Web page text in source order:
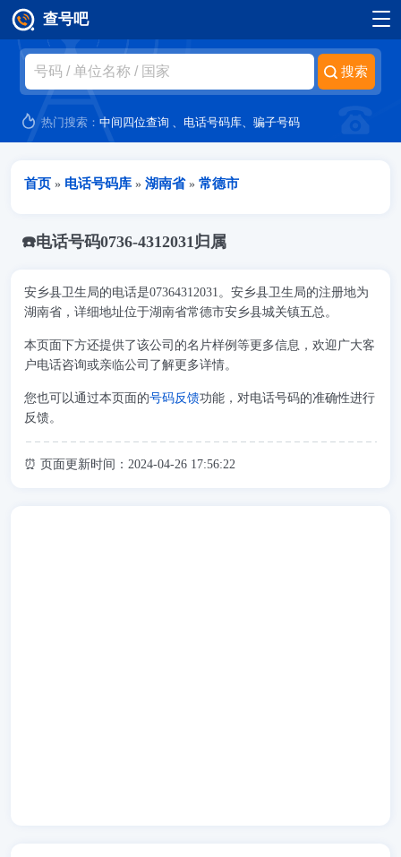
跳转到主要内容
查号吧
热门搜索：中间四位查询 、 电话号码库、骗子号码
当前位置
首页 » 电话号码库 » 湖南省 » 常德市
☎️电话号码0736-4312031归属
安乡县卫生局的电话是07364312031。安乡县卫生局的注册地为
湖南省，详细地址位于湖南省常德市安乡县城关镇五总。
本页面下方还提供了该公司的名片样例等更多信息，欢迎广大客
户电话咨询或亲临公司了解更多详情。
您也可以通过本页面的号码反馈功能，对电话号码的准确性进行
反馈。
⏰ 页面更新时间：2024-04-26 17:56:22